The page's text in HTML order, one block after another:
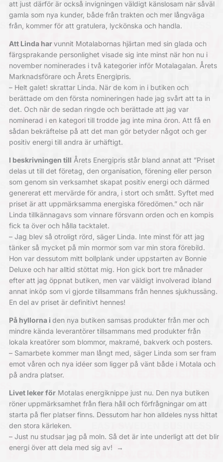
att just därför är också invigningen väldigt känslosam när såväl
gamla som nya kunder, både från trakten och mer långväga
från, kommer för att gratulera, lyckönska och handla.
Att Linda harvunnit Motalabornas hjärtan med sin glada och
färgsprakande personlighet visade sig inte minst när hon nu i
november nominerades i två kategorier inför Motalagalan. Årets
Marknadsförare och Årets Energipris.
– Helt galet! skrattar Linda. När de kom in i butiken och
berättade om den första nomineringen hade jag svårt att ta in
det. Och när de sedan ringde och berättade att jag var
nominerad i en kategori till trodde jag inte mina öron. Att få en
sådan bekräftelse på att det man gör betyder något och ger
positiv energi till andra är urhäftigt.
I beskrivningen till Årets Energipris står bland annat att ”Priset
delas ut till det företag, den organisation, förening eller person
som genom sin verksamhet skapat positiv energi och därmed
genererat ett mervärde för andra, i stort och smått. Syftet med
priset är att uppmärksamma energiska föredömen.” och när
Linda tillkännagavs som vinnare försvann orden och en kompis
fick ta över och hålla tacktalet.
– Jag blev så otroligt rörd, säger Linda. Inte minst för att jag
tänker så mycket på min mormor som var min stora förebild.
Hon var dessutom mitt bollplank under uppstarten av Bonnie
Deluxe och har alltid stöttat mig. Hon gick bort tre månader
efter att jag öppnat butiken, men var väldigt involverad ibland
annat inköp som vi gjorde tillsammans från hennes sjukhussäng.
En del av priset är definitivt hennes!
På hyllorna i den nya butiken samsas produkter från mer och
mindre kända leverantörer tillsammans med produkter från
lokala kreatörer som blommor, makramé, bakverk och posters.
– Samarbete kommer man långt med, säger Linda som ser fram
emot våren och nya idéer som ligger på vänt både i Motala och
på andra platser.
Livet leker förMotalas energiknippe just nu. Den nya butiken
röner uppmärksamhet från flera håll och förfrågningar om att
starta på fler platser finns. Dessutom har hon alldeles nyss hittat
den stora kärleken.
– Just nu studsar jag på moln. Så det är inte underligt att det blir
energi över att dela med sig av!
→